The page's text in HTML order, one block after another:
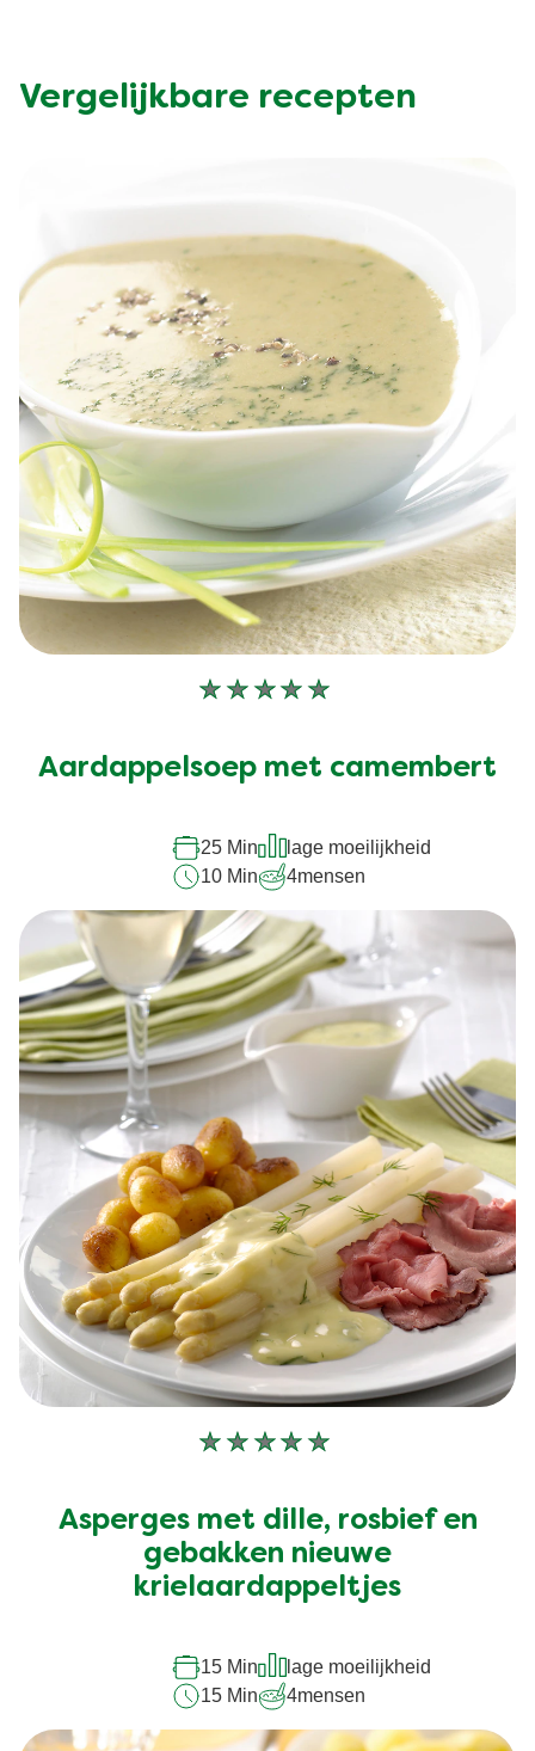
Vergelijkbare recepten
Geen
voor
Aardappelsoep met camembert
25 Min
lage moeilijkheid
10 Min
4mensen
Geen
voor
deze
Asperges met dille, rosbief en
gebakken nieuwe
krielaardappeltjes
15 Min
lage moeilijkheid
15 Min
4mensen